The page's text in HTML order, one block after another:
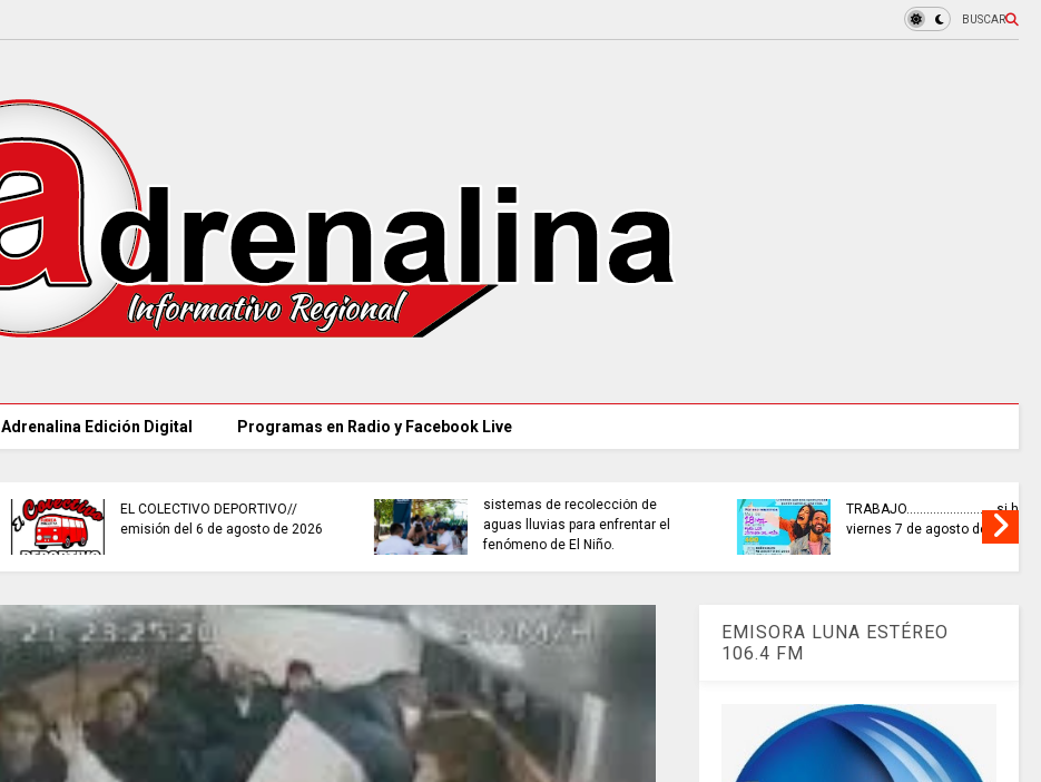
BUSCAR
Adrenalina Edición Digital Programas en Radio y Facebook Live
sistemas de recolección de
aguas lluvias para enfrentar el
fenómeno de El Niño.
TRABAJO...........................si hay //
viernes 7 de agosto de 2026
ES HORA DE REFLEXIONAR
EMISORA LUNA ESTÉREO
106.4 FM